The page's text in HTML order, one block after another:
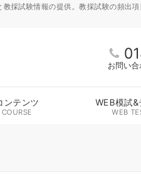
採試験情報の提供。教採試験の頻出
お問い
ンテンツ WEB模試&
WEB